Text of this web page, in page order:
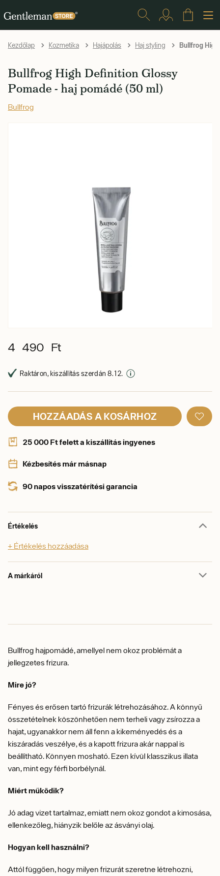
Kezdőlap Kozmetika Hajápolás Haj styling Bullfrog
Bullfrog High Definition Glossy
Pomade - haj pomádé (50 ml)
Bullfrog
4 490 Ft
Raktáron, kiszállítás szerdán 8. 12.
HOZZÁADÁS A KOSÁRHOZ
25 000 Ft felett a kiszállítás ingyenes
Kézbesítés már másnap
90 napos visszatérítési garancia
Értékelés
+ Értékelés hozzáadása
A márkáról
Bullfrog hajpomádé, amellyel nem okoz problémát a
jellegzetes frizura.
Mire jó?
Fényes és erősen tartó frizurák létrehozásához. A könnyű
összetételnek köszönhetően nem terheli vagy zsírozza a
hajat, ugyanakkor nem áll fenn a kikeményedés és a
kiszáradás veszélye, és a kapott frizura akár nappal is
beállítható. Könnyen mosható. Ezen kívül klasszikus illata
van, mint egy férfi borbélynál.
Miért működik?
Jó adag vizet tartalmaz, emiatt nem okoz gondot a kimosása,
ellenkezőleg, hiányzik belőle az ásványi olaj.
Hogyan kell használni?
Attól függően, hogy milyen frizurát szeretne létrehozni,